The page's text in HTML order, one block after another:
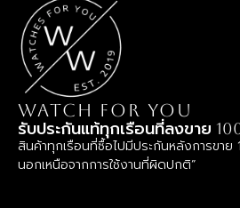
WATCH FOR YOU
รับประกันแท้ทุกเรือนที่ลงขาย
สินค้าทุกเรือนที่ซื้อไปมีประกันหลังการขาย
นอกเหนือจากการใช้งานที่ผิดปกติ”